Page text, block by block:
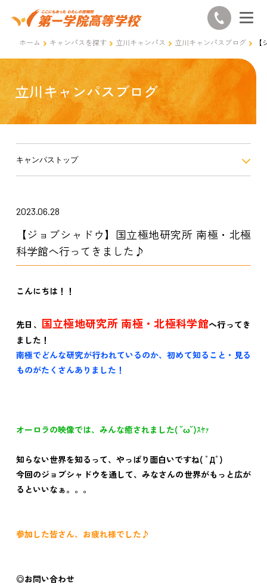
ホーム キャンパスを探す 立川キャンパス 立川キャンパスブログ
立川キャンパスブログ
キャンパストップ
2023.06.28
【ジョブシャドウ】国立極地研究所 南極・北極
科学館へ行ってきました♪
こんにちは！！
先日、 国立極地研究所 南極・北極科学館へ行ってき
ました！
南極でどんな研究が行われているのか、初めて知ること・見る
ものがたくさんありました！
オーロラの映像では、みんな癒されました( ˘ω˘)ｽﾔｧ
知らない世界を知るって、やっぱり面白いですね( ﾟДﾟ)
今回のジョブシャドウを通して、みなさんの世界がもっと広が
るといいなぁ。。。
参加した皆さん、お疲れ様でした♪
◎お問い合わせ